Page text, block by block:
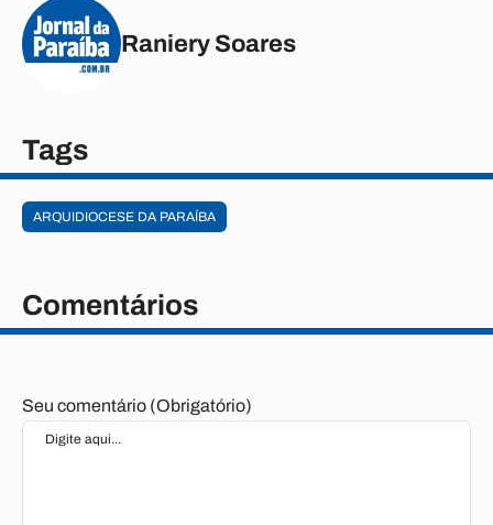
Raniery Soares
Tags
ARQUIDIOCESE DA PARAÍBA
Comentários
Seu comentário (Obrigatório)